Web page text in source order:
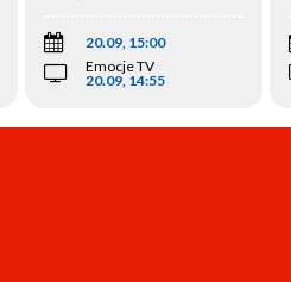
20.09, 15:00
Emocje TV
20.09, 14:55